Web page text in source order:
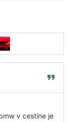
v cestine je